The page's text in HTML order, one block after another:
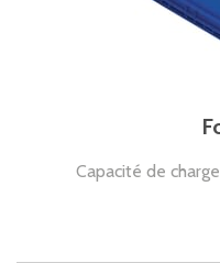
Capacité de